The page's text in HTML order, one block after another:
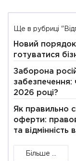
Ще в рубриці
Новий
готуватися
Заборона
забезпечення:
2026 році?
Як правильно
оферти:
та
Більше ...